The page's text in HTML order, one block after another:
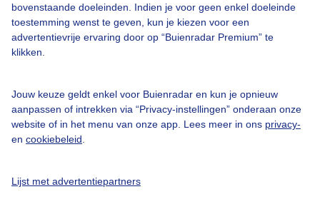
bovenstaande doeleinden. Indien je voor geen enkel doeleinde
toestemming wenst te geven, kun je kiezen voor een
advertentievrije ervaring door op “Buienradar Premium” te
klikken.
Jouw keuze geldt enkel voor Buienradar en kun je opnieuw
aanpassen of intrekken via “Privacy-instellingen” onderaan onze
website of in het menu van onze app. Lees meer in ons privacy-
en cookiebeleid
Lijst met advertentiepartners
Adverteren
Buienradar Team
Privacy beleid
Privacy instellingen
Gratis weerdata
Buienradar